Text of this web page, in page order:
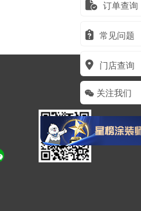
订单查询
常见问题
门店查询
关注我们